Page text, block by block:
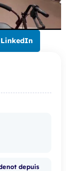
LinkedIn
depuis